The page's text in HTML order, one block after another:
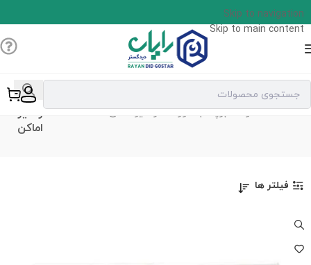
Skip to navigation
Skip to main content
خانه محصولات برچسب خورده “دزدگیر اماکن”
دزدگیر
اماکن
فیلتر ها